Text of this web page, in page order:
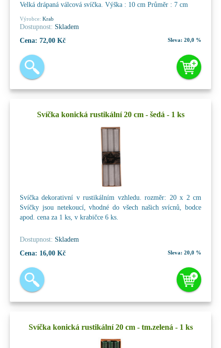
Velká drápaná válcová svíčka. Výška : 10 cm Průměr : 7 cm
Výrobce: Krab
Dostupnost: Skladem
Cena: 72,00 Kč Sleva: 20,0 %
Svíčka konická rustikální 20 cm - šedá - 1 ks
Svíčka dekorativní v rustikálním vzhledu. rozměr: 20 x 2 cm
Svíčky jsou netekoucí, vhodné do všech našich svícnů, bodce
apod. cena za 1 ks, v krabičce 6 ks.
Dostupnost: Skladem
Cena: 16,00 Kč Sleva: 20,0 %
Svíčka konická rustikální 20 cm - tm.zelená - 1 ks